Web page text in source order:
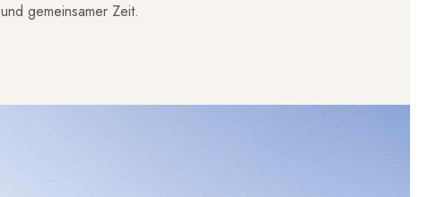
und gemeinsamer Zeit.